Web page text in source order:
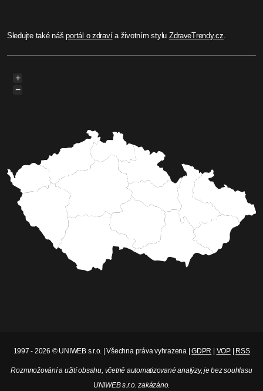
Sledujte také nášportál o zdravía životním stylu ZdraveTrendy.cz.
+
−
1997 - 2026 © UNIWEB s.r.o. | Všechna práva vyhrazena |GDPR VOP| RSS
Rozmnožování a užití obsahu, včetně automatizované analýzy, je bez souhlasu
UNIWEB s.r.o. zakázáno.